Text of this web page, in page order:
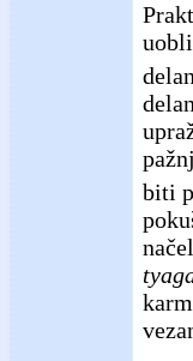
biti